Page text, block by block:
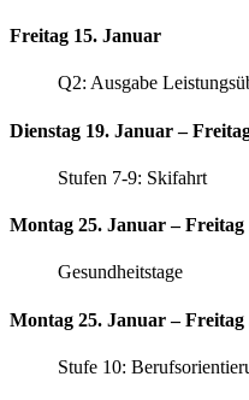
Freitag 15. Januar
Q2: Ausgabe
Dienstag 19. Januar –
Stufen 7-9: Skifahrt
Montag 25. Januar – Freitag
Gesundheitstage
Montag 25. Januar –
Stufe 10: